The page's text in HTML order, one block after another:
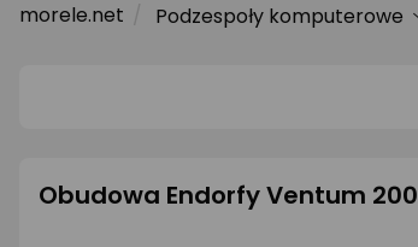
Laptopy
Smartfony i smartwatche
morele.net Podzespoły komputerowe
Obudowa Endorfy Ventum